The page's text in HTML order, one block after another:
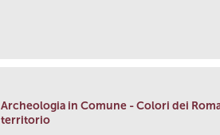
Archeologia in Comune - Colori dei
territorio